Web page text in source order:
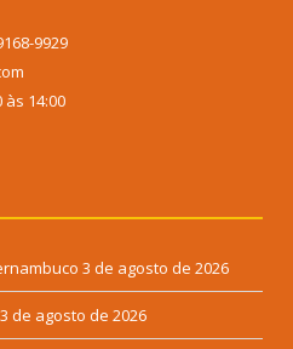
9929
14:00
3 de agosto de 2026
3 de agosto de 2026